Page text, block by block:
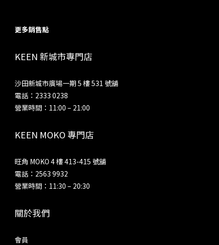
更多銷售點
KEEN 新城市專門店
沙田新城市廣場一期 5 樓 531 號舖
電話：2333 0238
營業時間：11:00 – 21:00
KEEN MOKO 專門店
旺角 MOKO 4 樓 413-415 號舖
電話：2563 9932
營業時間：11:30 – 20:30
關於我們
會員